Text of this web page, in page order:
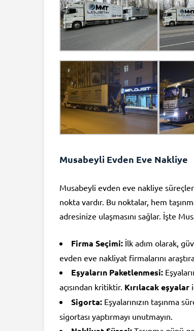
Musabeyli Evden Eve Nakliye
Musabeyli evden eve nakliye
nokta vardır. Bu noktalar, hem
adresinize ulaşmasını sağlar. İşte
Firma Seçimi: İlk adım olarak,
evden eve nakliyat firmalarını
Eşyaların Paketlenmesi:
açısından kritiktir. Kırılacak eşyalar
Sigorta: Eşyalarınızın taşınma
sigortası yaptırmayı unutmayın.